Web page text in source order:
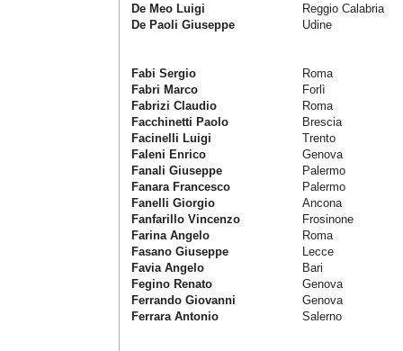
De Meo Luigi
Reggio Calabria
De Paoli Giuseppe
Udine
Fabi Sergio
Roma
Fabri Marco
Forlì
Fabrizi Claudio
Roma
Facchinetti Paolo
Brescia
Facinelli Luigi
Trento
Faleni Enrico
Genova
Fanali Giuseppe
Palermo
Fanara Francesco
Palermo
Fanelli Giorgio
Ancona
Fanfarillo Vincenzo
Frosinone
Farina Angelo
Roma
Fasano Giuseppe
Lecce
Favia Angelo
Bari
Fegino Renato
Genova
Ferrando Giovanni
Genova
Ferrara Antonio
Salerno